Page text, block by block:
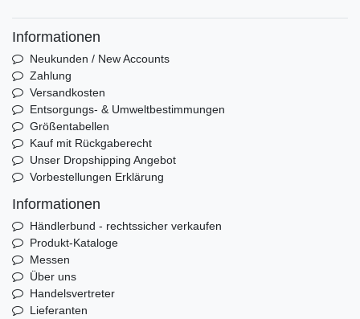
Informationen
Neukunden / New Accounts
Zahlung
Versandkosten
Entsorgungs- & Umweltbestimmungen
Größentabellen
Kauf mit Rückgaberecht
Unser Dropshipping Angebot
Vorbestellungen Erklärung
Informationen
Händlerbund - rechtssicher verkaufen
Produkt-Kataloge
Messen
Über uns
Handelsvertreter
Lieferanten